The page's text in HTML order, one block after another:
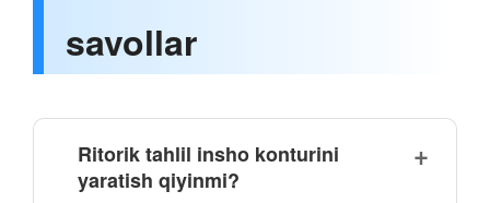
savollar
Ritorik tahlil insho konturini
yaratish qiyinmi?